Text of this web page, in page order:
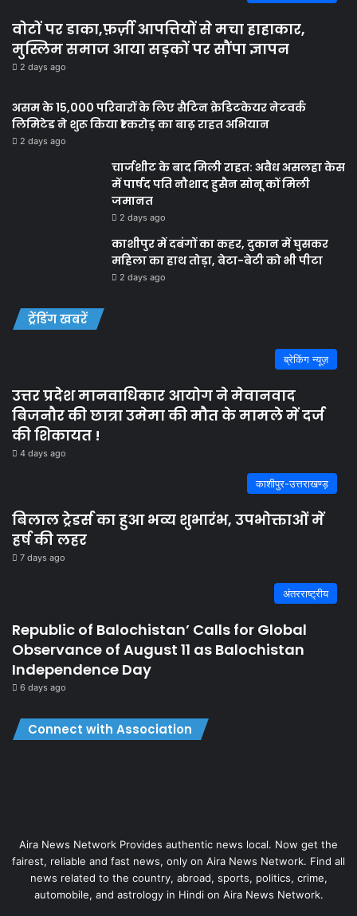
वोटों पर डाका,फ़र्ज़ी आपत्तियों से मचा हाहाकार,
मुस्लिम समाज आया सड़कों पर सौंपा ज्ञापन
2 days ago
असम के 15,000 परिवारों के लिए सैटिन क्रेडिटकेयर नेटवर्क
लिमिटेड ने शुरू किया ₹1 करोड़ का बाढ़ राहत अभियान
2 days ago
चार्जशीट के बाद मिली राहत: अवैध असलहा केस
में पार्षद पति नौशाद हुसैन सोनू कों मिली
जमानत
2 days ago
काशीपुर में दबंगों का कहर, दुकान में घुसकर
महिला का हाथ तोड़ा, बेटा-बेटी को भी पीटा
2 days ago
ट्रेंडिंग खबरें
ब्रेकिंग न्यूज़
उत्तर प्रदेश मानवाधिकार आयोग ने मेवानवाद
बिजनौर की छात्रा उमेमा की मौत के मामले में दर्ज
की शिकायत !
4 days ago
काशीपुर-उत्तराखण्ड़
बिलाल ट्रेडर्स का हुआ भव्य शुभारंभ, उपभोक्ताओं में
हर्ष की लहर
7 days ago
अंतरराष्ट्रीय
Republic of Balochistan’ Calls for Global
Observance of August 11 as Balochistan
Independence Day
6 days ago
Connect with Association
Aira News Network Provides authentic news local. Now get the
fairest, reliable and fast news, only on Aira News Network. Find all
news related to the country, abroad, sports, politics, crime,
automobile, and astrology in Hindi on Aira News Network.